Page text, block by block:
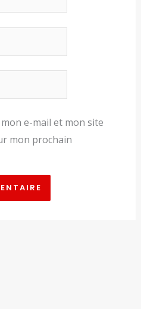
e-mail et mon site
mon prochain